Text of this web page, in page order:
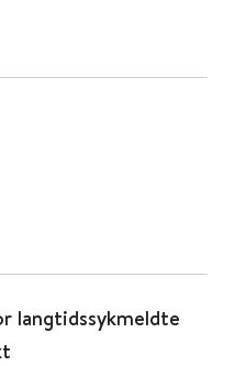
langtidssykmeldte